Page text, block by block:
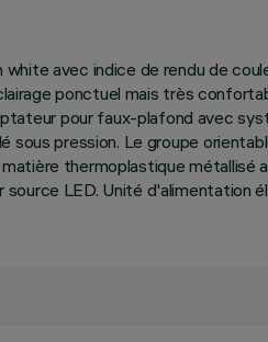
avec indice de rendu de
ponctuel mais très
pour faux-plafond avec
sous pression. Le groupe
thermoplastique
LED. Unité d'alimentation